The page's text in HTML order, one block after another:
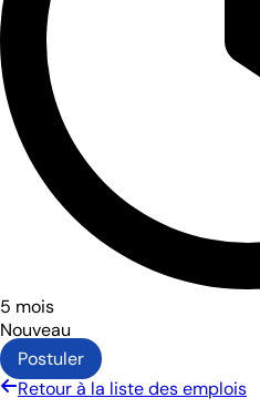
5 mois
Nouveau
Postuler
Retour à la liste des emplois